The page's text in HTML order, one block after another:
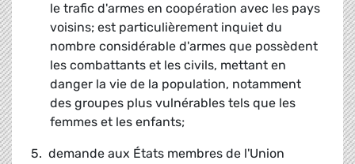
le trafic d'armes en coopération avec les pays
voisins; est particulièrement inquiet du
nombre considérable d'armes que possèdent
les combattants et les civils, mettant en
danger la vie de la population, notamment
des groupes plus vulnérables tels que les
femmes et les enfants;
5. demande aux États membres de l'Union